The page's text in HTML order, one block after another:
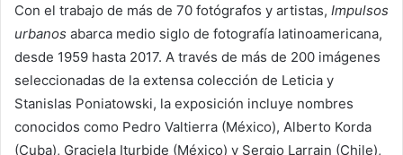
Con el trabajo de más de 70 fotógrafos y artistas, Impulsos
urbanos abarca medio siglo de fotografía latinoamericana,
desde 1959 hasta 2017. A través de más de 200 imágenes
seleccionadas de la extensa colección de Leticia y
Stanislas Poniatowski, la exposición incluye nombres
conocidos como Pedro Valtierra (México), Alberto Korda
(Cuba), Graciela Iturbide (México) y Sergio Larrain (Chile),